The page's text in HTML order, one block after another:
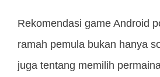
Rekomendasi game Android
ramah pemula bukan hanya
juga tentang memilih